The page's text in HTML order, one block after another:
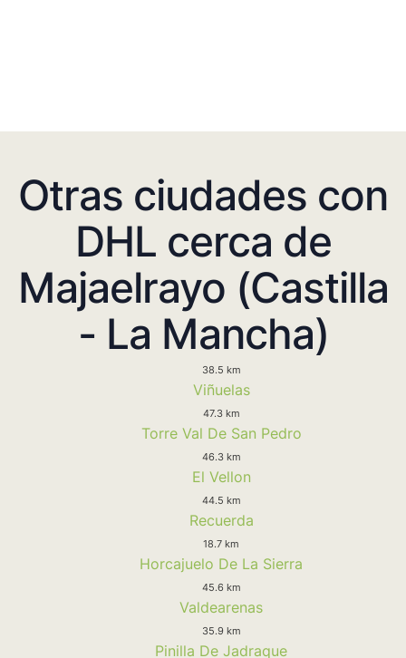
Otras ciudades con
DHL cerca de
Majaelrayo (Castilla
- La Mancha)
38.5 km
Viñuelas
47.3 km
Torre Val De San Pedro
46.3 km
El Vellon
44.5 km
Recuerda
18.7 km
Horcajuelo De La Sierra
45.6 km
Valdearenas
35.9 km
Pinilla De Jadraque